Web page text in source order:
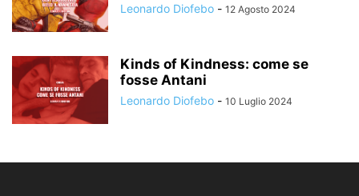
Leonardo Diofebo - 12 Agosto 2024
Kinds of Kindness: come se
fosse Antani
Leonardo Diofebo - 10 Luglio 2024